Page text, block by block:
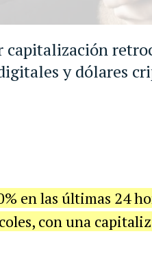
capitalización
y dólares
en las últimas 24
con una